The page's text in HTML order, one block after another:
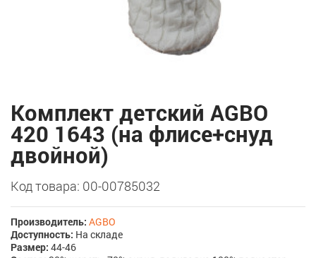
Комплект детский AGBO
420 1643 (на флисе+снуд
двойной)
Код товара: 00-00785032
Производитель: AGBO
Доступность: На складе
Размер: 44-46